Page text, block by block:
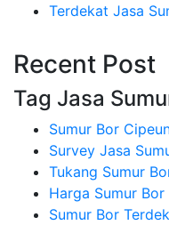
Terdekat Jasa
Recent Post
Tag Jasa
Sumur Bor
Survey Jasa
Tukang Sumur
Harga Sumur
Sumur Bor